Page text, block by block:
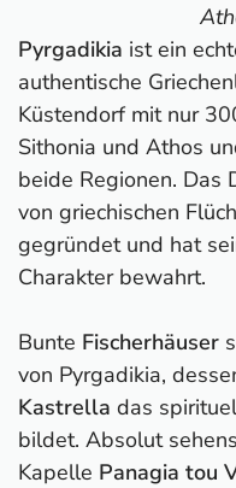
Pyrgadikia ist ein
authentische
Küstendorf mit nur
Sithonia und Athos
beide Regionen. Das
von griechischen
gegründet und hat
Charakter bewahrt.
Bunte Fischerhäuser
von Pyrgadikia,
Kastrella das
bildet. Absolut
Kapelle Panagia tou